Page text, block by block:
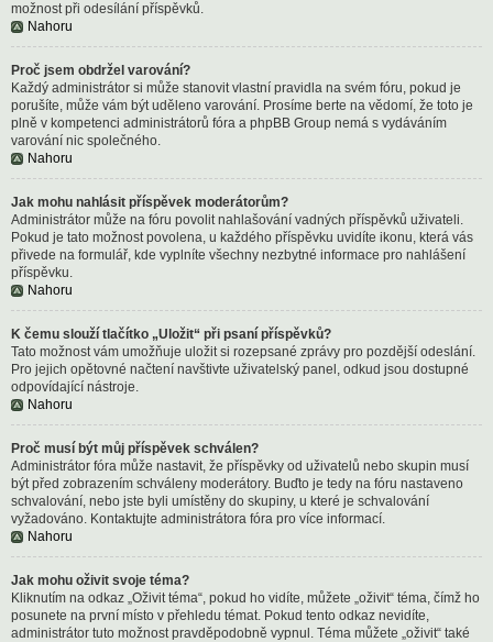
možnost při odesílání příspěvků.
Nahoru
Proč jsem obdržel varování?
Každý administrátor si může stanovit vlastní pravidla na svém fóru, pokud je
porušíte, může vám být uděleno varování. Prosíme berte na vědomí, že toto je
plně v kompetenci administrátorů fóra a phpBB Group nemá s vydáváním
varování nic společného.
Nahoru
Jak mohu nahlásit příspěvek moderátorům?
Administrátor může na fóru povolit nahlašování vadných příspěvků uživateli.
Pokud je tato možnost povolena, u každého příspěvku uvidíte ikonu, která vás
přivede na formulář, kde vyplníte všechny nezbytné informace pro nahlášení
příspěvku.
Nahoru
K čemu slouží tlačítko „Uložit“ při psaní příspěvků?
Tato možnost vám umožňuje uložit si rozepsané zprávy pro pozdější odeslání.
Pro jejich opětovné načtení navštivte uživatelský panel, odkud jsou dostupné
odpovídající nástroje.
Nahoru
Proč musí být můj příspěvek schválen?
Administrátor fóra může nastavit, že příspěvky od uživatelů nebo skupin musí
být před zobrazením schváleny moderátory. Buďto je tedy na fóru nastaveno
schvalování, nebo jste byli umístěny do skupiny, u které je schvalování
vyžadováno. Kontaktujte administrátora fóra pro více informací.
Nahoru
Jak mohu oživit svoje téma?
Kliknutím na odkaz „Oživit téma“, pokud ho vidíte, můžete „oživit“ téma, čímž ho
posunete na první místo v přehledu témat. Pokud tento odkaz nevidíte,
administrátor tuto možnost pravděpodobně vypnul. Téma můžete „oživit“ také